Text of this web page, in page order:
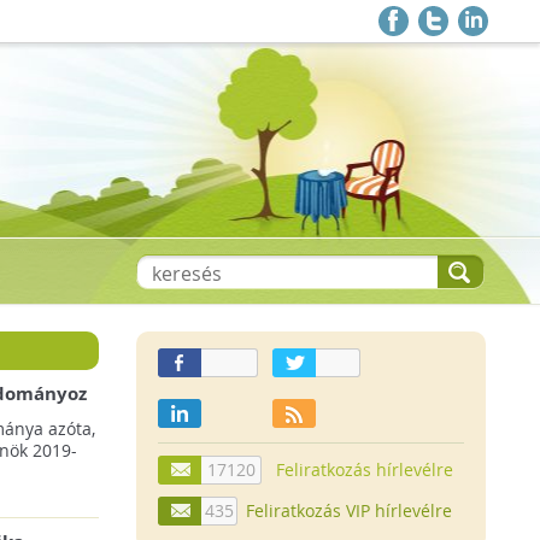
azóta,
2019-
17120
Feliratkozás hírlevélre
435
Feliratkozás VIP hírlevélre